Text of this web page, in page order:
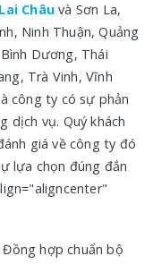
Châu và Sơn La,
Ninh Thuận, Quảng
Dương, Thái
Trà Vinh, Vĩnh
công ty có sự phản
dịch vụ. Quý khách
giá về công ty đó
lựa chọn đúng đắn